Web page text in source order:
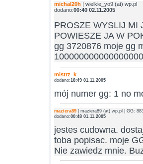
michal20h | wielkie_yo9 (at) wp.pl
dodano:00:40 02.11.2005
PROSZE WYSLIJ MI
POWIESZE JA W
gg 3720876 moje gg
mistrz_k
dodano:18:49 01.11.2005
mój numer gg: 1 no
maziera89 | maziera89 (at) wp.pl | GG:
dodano:00:48 01.11.2005
jestes cudowna.
toba popisac. moje
Nie zawiedz mnie.